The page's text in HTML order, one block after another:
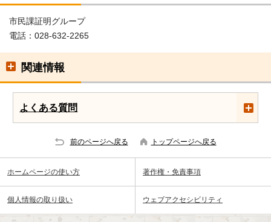
市民課証明グループ
電話：028-632-2265
関連情報
よくある質問
前のページへ戻る トップページへ戻る
ホームページの使い方 著作権・免責事項
個人情報の取り扱い ウェブアクセシビリティ